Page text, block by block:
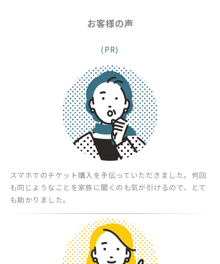
お客様の声
(PR)
スマホでのチケット購入を手伝っていただきました。何回
も同じようなことを家族に聞くのも気が引けるので、とて
も助かりました。